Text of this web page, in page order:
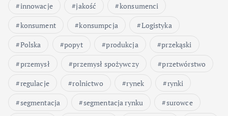
innowacje
jakość
konsumenci
konsument
konsumpcja
Logistyka
Polska
popyt produkcja
przekąski
przemysł
przemysł spożywczy
przetwórstwo
regulacje
rolnictwo rynek
rynki
segmentacja
segmentacja rynku
surowce